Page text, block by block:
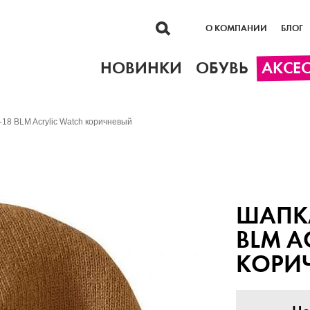
О КОМПАНИИ БЛОГ
НОВИНКИ ОБУВЬ
BLM Acrylic Watch коричневый
BLM